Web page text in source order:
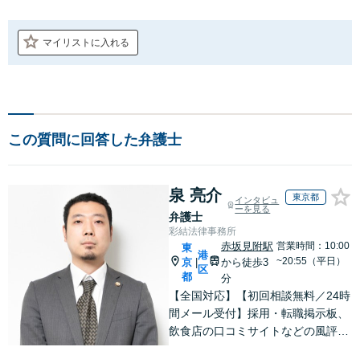
マイリストに入れる
この質問に回答した弁護士
泉 亮介
弁護士
インタビュ
ーを見る
東京都
彩結法律事務所
東
京
都
港
区
赤坂見附駅
から徒歩3
分
営業時間：10:00
~20:55（平日）
【全国対応】【初回相談無料／24時
間メール受付】採用・転職掲示板、
飲食店の口コミサイトなどの風評被